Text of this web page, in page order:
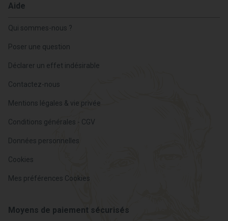
Aide
Qui sommes-nous ?
Poser une question
Déclarer un effet indésirable
Contactez-nous
Mentions légales & vie privée
Conditions générales - CGV
Données personnelles
Cookies
Mes préférences Cookies
Moyens de paiement sécurisés